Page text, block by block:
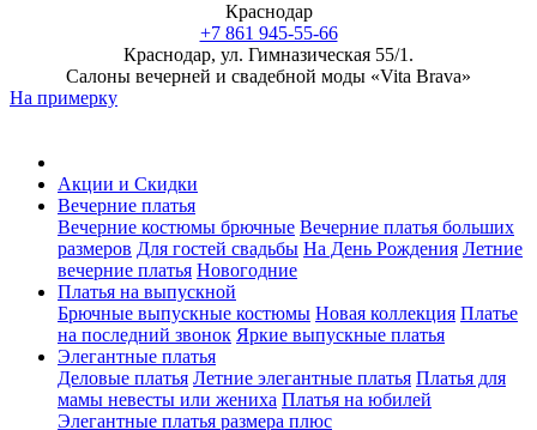
Краснодар
+7 861 945-55-66
Краснодар, ул. Гимназическая 55/1.
Салоны вечерней и свадебной моды «Vita Brava»
На примерку
Акции и Скидки
Вечерние платья
Вечерние костюмы брючные Вечерние платья больших
размеров Для гостей свадьбы На День Рождения Летние
вечерние платья Новогодние
Платья на выпускной
Брючные выпускные костюмы Новая коллекция Платье
на последний звонок Яркие выпускные платья
Элегантные платья
Деловые платья Летние элегантные платья Платья для
мамы невесты или жениха Платья на юбилей
Элегантные платья размера плюс